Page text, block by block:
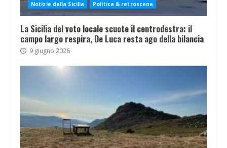
Notizie dalla Sicilia Politica & retroscena
La Sicilia del voto locale scuote il centrodestra: il
campo largo respira, De Luca resta ago della bilancia
9 giugno 2026